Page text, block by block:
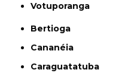
Votuporanga
Bertioga
Cananéia
Caraguatatuba